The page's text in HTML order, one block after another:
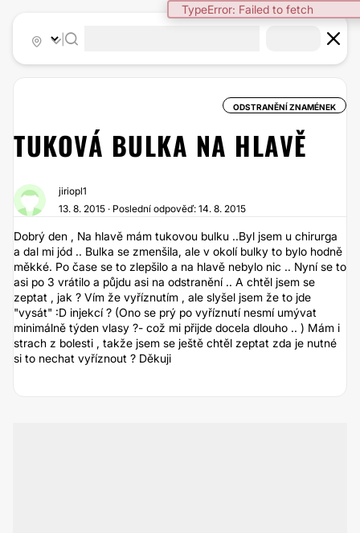
TypeError: Failed to fetch
ODSTRANĚNÍ ZNAMÉNEK
TUKOVÁ BULKA NA HLAVĚ
jiriopl1
13. 8. 2015 · Poslední odpověď: 14. 8. 2015
Dobrý den , Na hlavě mám tukovou bulku ..Byl jsem u chirurga
a dal mi jód .. Bulka se zmenšila, ale v okolí bulky to bylo hodně
měkké. Po čase se to zlepšilo a na hlavě nebylo nic .. Nyní se to
asi po 3 vrátilo a půjdu asi na odstranění .. A chtěl jsem se
zeptat , jak ? Vím že vyříznutím , ale slyšel jsem že to jde
"vysát" :D injekcí ? (Ono se prý po vyříznutí nesmí umývat
minimálně týden vlasy ?- což mi přijde docela dlouho .. ) Mám i
strach z bolesti , takže jsem se ještě chtěl zeptat zda je nutné
si to nechat vyříznout ? Děkuji